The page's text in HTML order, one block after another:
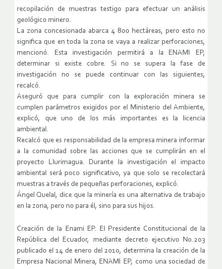
recopilación de muestras testigo para efectuar un análisis
geológico minero.
La zona concesionada abarca 4 800 hectáreas, pero esto no
significa que en toda la zona se vaya a realizar perforaciones,
mencionó. Esta investigación permitirá a la ENAMI EP,
determinar si existe cobre. Si no se supera la fase de
investigación no se puede continuar con las siguientes,
recalcó.
Aseguró que para cumplir con la exploración minera se
cumplen parámetros exigidos por el Ministerio del Ambiente,
explicó, que uno de los más importantes es la licencia
ambiental.
Recalcó que es responsabilidad de la empresa minera informar
a la comunidad sobre las acciones que se cumplirán en el
proyecto Llurimagua. Durante la investigación el impacto
ambiental será poco significativo, ya que solo se recolectará
muestras a través de pequeñas perforaciones, explicó.
Ángel Quelal, dice que la minería es una alternativa de trabajo
en la zona, pero no para él, sino para sus hijos.
Creación de la Enami EP. El Presidente Constitucional de la
República del Ecuador, mediante decreto ejecutivo No.203
publicado el 14 de enero del 2010, determina la creación de la
Empresa Nacional Minera, ENAMI EP, como una sociedad de